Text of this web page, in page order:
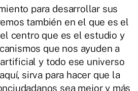
para desarrollar sus
también en el que es el
centro que es el estudio y
que nos ayuden a
y todo ese universo
sirva para hacer que la
sea mejor y más